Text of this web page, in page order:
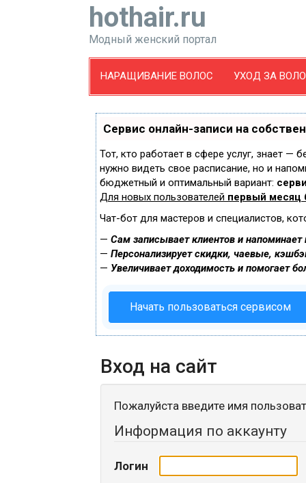
hothair.ru
Модный женский портал
НАРАЩИВАНИЕ ВОЛОС УХОД ЗА
Сервис онлайн-записи на
Тот, кто работает в сфере услуг, знает —
нужно видеть свое расписание, но и
бюджетный и оптимальный вариант:
Для новых пользователей первый месяц
Чат-бот для мастеров и специалистов,
— Сам записывает клиентов и напоминает
— Персонализирует скидки, чаевые,
— Увеличивает доходимость и помогает
Начать пользоваться сервисом
Вход на сайт
Пожалуйста введите имя
Информация по аккаунту
Логин